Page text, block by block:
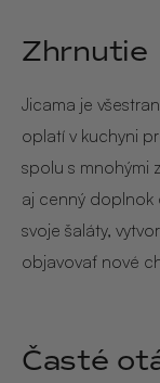
Zhrnutie
Jicama je
oplatí v kuchyni
spolu s mnohými
aj cenný
svoje šaláty,
objavovať nové
Časté